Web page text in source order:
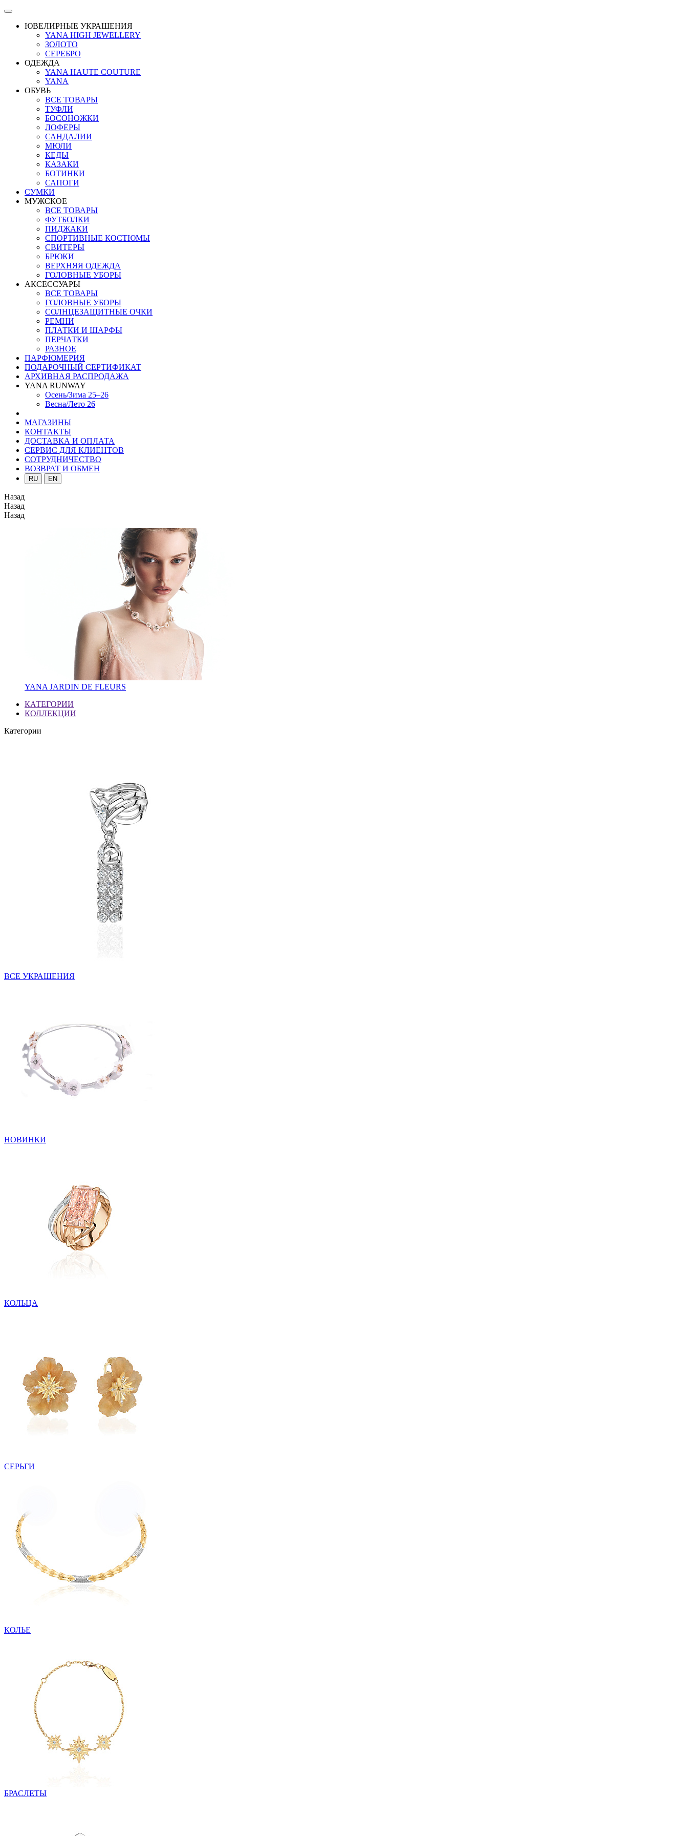
ЮВЕЛИРНЫЕ УКРАШЕНИЯ
YANA HIGH JEWELLERY
ЗОЛОТО
СЕРЕБРО
ОДЕЖДА
YANA HAUTE COUTURE
YANA
ОБУВЬ
ВСЕ ТОВАРЫ
ТУФЛИ
БОСОНОЖКИ
ЛОФЕРЫ
САНДАЛИИ
МЮЛИ
КЕДЫ
КАЗАКИ
БОТИНКИ
САПОГИ
СУМКИ
МУЖСКОЕ
ВСЕ ТОВАРЫ
ФУТБОЛКИ
ПИДЖАКИ
СПОРТИВНЫЕ КОСТЮМЫ
СВИТЕРЫ
БРЮКИ
ВЕРХНЯЯ ОДЕЖДА
ГОЛОВНЫЕ УБОРЫ
АКСЕССУАРЫ
ВСЕ ТОВАРЫ
ГОЛОВНЫЕ УБОРЫ
СОЛНЦЕЗАЩИТНЫЕ ОЧКИ
РЕМНИ
ПЛАТКИ И ШАРФЫ
ПЕРЧАТКИ
РАЗНОЕ
ПАРФЮМЕРИЯ
ПОДАРОЧНЫЙ СЕРТИФИКАТ
АРХИВНАЯ РАСПРОДАЖА
YANA RUNWAY
Осень/Зима 25–26
Весна/Лето 26
МАГАЗИНЫ
КОНТАКТЫ
ДОСТАВКА И ОПЛАТА
СЕРВИС ДЛЯ КЛИЕНТОВ
СОТРУДНИЧЕСТВО
ВОЗВРАТ И ОБМЕН
RU EN
Назад
Назад
Назад
YANA JARDIN DE FLEURS
КАТЕГОРИИ
КОЛЛЕКЦИИ
Категории
ВСЕ УКРАШЕНИЯ
НОВИНКИ
КОЛЬЦА
СЕРЬГИ
КОЛЬЕ
БРАСЛЕТЫ